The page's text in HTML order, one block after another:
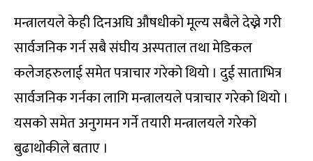
मन्त्रालयले केही दिनअघि औषधीको मूल्य सबैले देख्ने गरी
सार्वजनिक गर्न सबै संघीय अस्पताल तथा मेडिकल
कलेजहरुलाई समेत पत्राचार गरेको थियो । दुई साताभित्र
सार्वजनिक गर्नका लागि मन्त्रालयले पत्राचार गरेको थियो ।
यसको समेत अनुगमन गर्ने तयारी मन्त्रालयले गरेको
बुढाथोकीले बताए ।